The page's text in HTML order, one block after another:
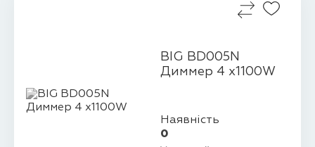
BIG BD005N
Диммер 4 х1100W
Наявність
0